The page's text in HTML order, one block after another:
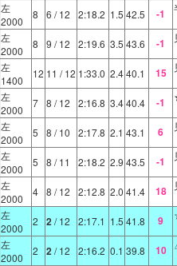
左
2000
8 6 / 12 2:18.2 1.5 42.5 -1
左
2000
8 9 / 12 2:19.6 3.5 43.6 -1
左
1400
12 11 / 12 1:33.0 2.440.1 15
左
2000
7 8 / 12 2:16.8 3.440.4 -1
左
2000
5 8 / 10 2:17.8 2.1 43.1 6
左
2000
5 8 / 11 2:18.2 2.9 43.5 -1
左
2000
4 8 / 12 2:12.8 2.0 41.4 18
左
2000
2 2/ 12 2:17.1 1.5 41.8 9
左
2000
2 2/ 12 2:16.2 0.1 39.8 10